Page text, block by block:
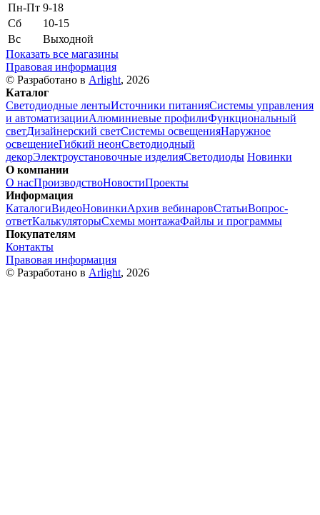
Пн-Пт 9-18
Сб
10-15
Вс
Выходной
Показать все магазины
Правовая информация
© Разработано в Arlight, 2026
Каталог
Светодиодные лентыИсточники питанияСистемы управления
и автоматизацииАлюминиевые профилиФункциональный
светДизайнерский светСистемы освещенияНаружное
освещениеГибкий неонСветодиодный
декорЭлектроустановочные изделияСветодиоды Новинки
О компании
О насПроизводствоНовостиПроекты
Информация
КаталогиВидеоНовинкиАрхив вебинаровСтатьиВопрос-
ответКалькуляторыСхемы монтажаФайлы и программы
Покупателям
Контакты
Правовая информация
© Разработано в Arlight, 2026